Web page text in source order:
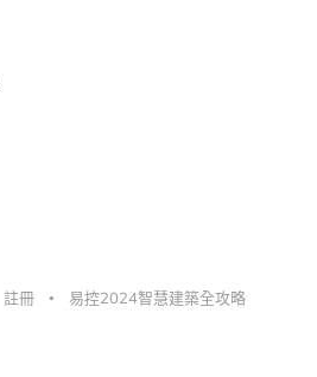
註冊 易控2024智慧建築全攻略